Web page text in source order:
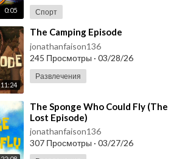
0:05 Спорт
11:24
⁣The Camping Episode
jonathanfaison136
245 Просмотры · 03/28/26
Развлечения
⁣The Sponge Who Could Fly (The
Lost Episode)
jonathanfaison136
307 Просмотры · 03/27/26